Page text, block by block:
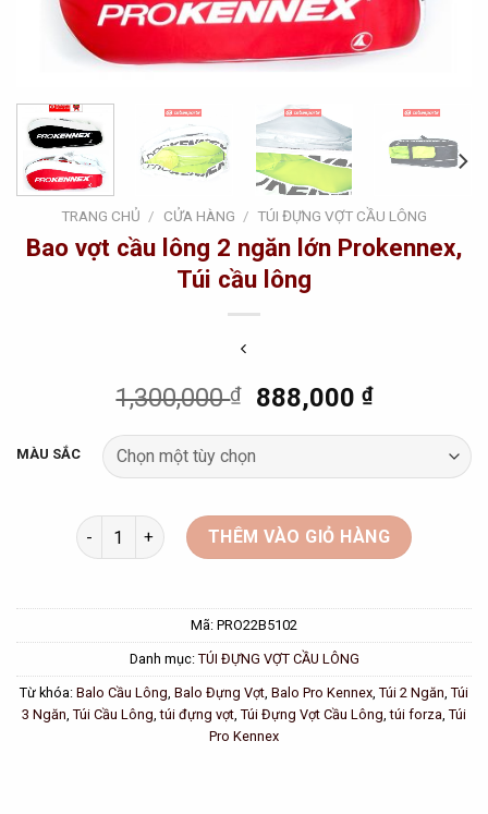
TRANG CHỦ / CỬA HÀNG / TÚI ĐỰNG VỢT CẦU LÔNG
Bao vợt cầu lông 2 ngăn lớn Prokennex,
Túi cầu lông
1,300,000₫
Original
was:
1,300,000 ₫.
888,000 ₫Current
888,000
MÀU SẮC
Bao vợt cầu lông 2 ngăn lớn Prokennex, Túi cầu lông
THÊM VÀO GIỎ HÀNG
Mã: PRO22B5102
Danh mục: TÚI ĐỰNG VỢT CẦU LÔNG
Từ khóa: Balo Cầu Lông, Balo Đựng Vợt, Balo Pro Kennex, Túi 2 Ngăn, Túi
3 Ngăn, Túi Cầu Lông,túi đựng vợt, Túi Đựng Vợt Cầu Lông,túi forza, Túi
Pro Kennex